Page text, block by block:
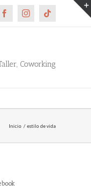
FacebookInstagramTiktok
Coworking
Inicio estilo de vida